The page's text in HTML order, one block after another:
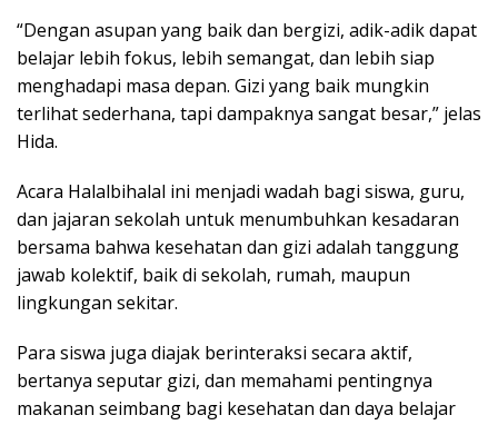
“Dengan asupan yang baik dan bergizi, adik-adik dapat
belajar lebih fokus, lebih semangat, dan lebih siap
menghadapi masa depan. Gizi yang baik mungkin
terlihat sederhana, tapi dampaknya sangat besar,” jelas
Hida.
Acara Halalbihalal ini menjadi wadah bagi siswa, guru,
dan jajaran sekolah untuk menumbuhkan kesadaran
bersama bahwa kesehatan dan gizi adalah tanggung
jawab kolektif, baik di sekolah, rumah, maupun
lingkungan sekitar.
Para siswa juga diajak berinteraksi secara aktif,
bertanya seputar gizi, dan memahami pentingnya
makanan seimbang bagi kesehatan dan daya belajar